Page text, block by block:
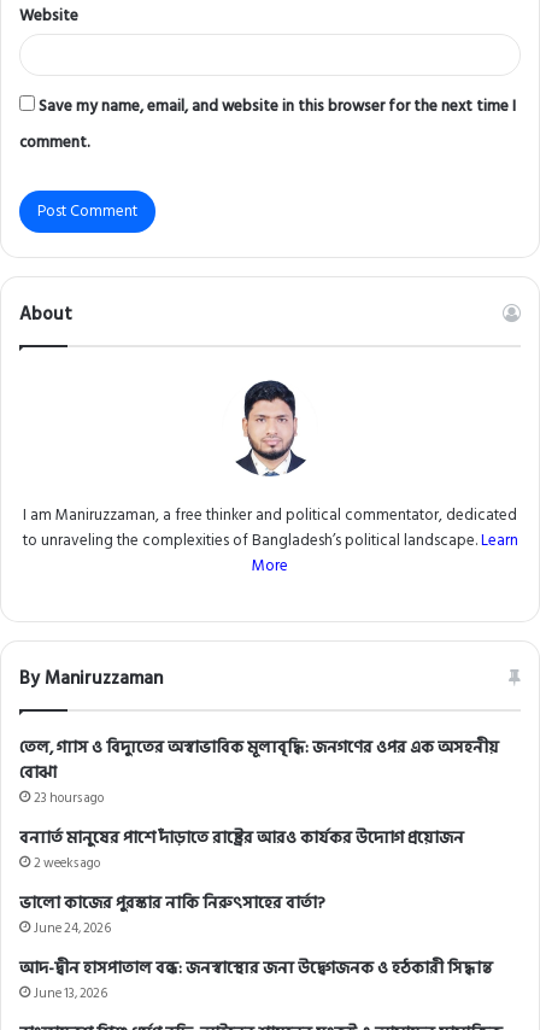
Website
Save my name, email, and website in this browser for the next time I
comment.
About
I am Maniruzzaman, a free thinker and political commentator, dedicated
to unraveling the complexities of Bangladesh’s political landscape.Learn
More
By Maniruzzaman
তেল, গ্যাস ও বিদ্যুতের অস্বাভাবিক মূল্যবৃদ্ধি: জনগণের ওপর এক অসহনীয়
বোঝা
23 hours ago
বন্যার্ত মানুষের পাশে দাঁড়াতে রাষ্ট্রের আরও কার্যকর উদ্যোগ প্রয়োজন
2 weeks ago
ভালো কাজের পুরস্কার নাকি নিরুৎসাহের বার্তা?
June 24, 2026
আদ-দ্বীন হাসপাতাল বন্ধ: জনস্বাস্থ্যের জন্য উদ্বেগজনক ও হঠকারী সিদ্ধান্ত
June 13, 2026